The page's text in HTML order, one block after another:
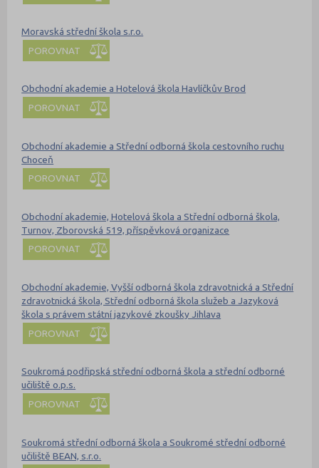
Moravská střední škola s.r.o.
POROVNAT
Obchodní akademie a Hotelová škola Havlíčkův Brod
POROVNAT
Obchodní akademie a Střední odborná škola cestovního ruchu
Choceň
POROVNAT
Obchodní akademie, Hotelová škola a Střední odborná škola,
Turnov, Zborovská 519, příspěvková organizace
POROVNAT
Obchodní akademie, Vyšší odborná škola zdravotnická a Střední
zdravotnická škola, Střední odborná škola služeb a Jazyková
škola s právem státní jazykové zkoušky Jihlava
POROVNAT
Soukromá podřipská střední odborná škola a střední odborné
učiliště o.p.s.
POROVNAT
Soukromá střední odborná škola a Soukromé střední odborné
učiliště BEAN, s.r.o.